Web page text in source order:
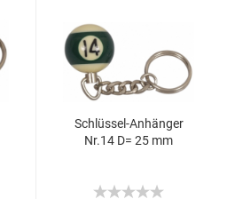
Schlüssel-​​An­hän­ger
Nr.14 D= 25 mm